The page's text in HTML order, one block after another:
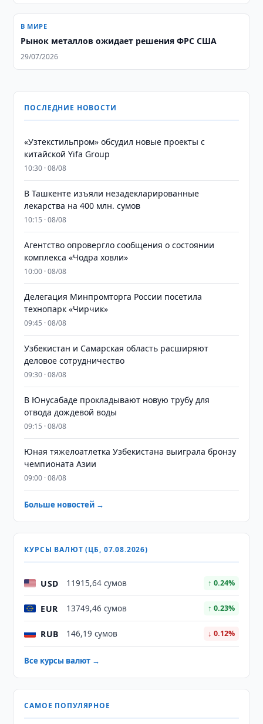
В МИРЕ
Рынок металлов ожидает решения ФРС США
29/07/2026
ПОСЛЕДНИЕ НОВОСТИ
«Узтекстильпром» обсудил новые проекты с
китайской Yifa Group
10:30 · 08/08
​​​​​​​В Ташкенте изъяли незадекларированные
лекарства на 400 млн. сумов
10:15 · 08/08
Агентство опровергло сообщения о состоянии
комплекса «Чодра ховли»
10:00 · 08/08
Делегация Минпромторга России посетила
технопарк «Чирчик»
09:45 · 08/08
Узбекистан и Самарская область расширяют
деловое сотрудничество
09:30 · 08/08
В Юнусабаде прокладывают новую трубу для
отвода дождевой воды
09:15 · 08/08
Юная тяжелоатлетка Узбекистана выиграла бронзу
чемпионата Азии
09:00 · 08/08
Больше новостей →
КУРСЫ ВАЛЮТ (ЦБ, 07.08.2026)
USD 11915,64 сумов ↑ 0.24%
EUR 13749,46 сумов ↑ 0.23%
RUB 146,19 сумов ↓ 0.12%
Все курсы валют →
САМОЕ ПОПУЛЯРНОЕ